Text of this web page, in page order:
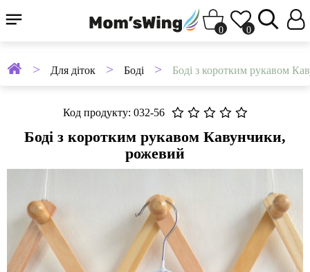
0 0
Для діток Боді Боді з коротким рукавом
Код продукту: 032-56
Боді з коротким рукавом Кавунчики,
рожевий